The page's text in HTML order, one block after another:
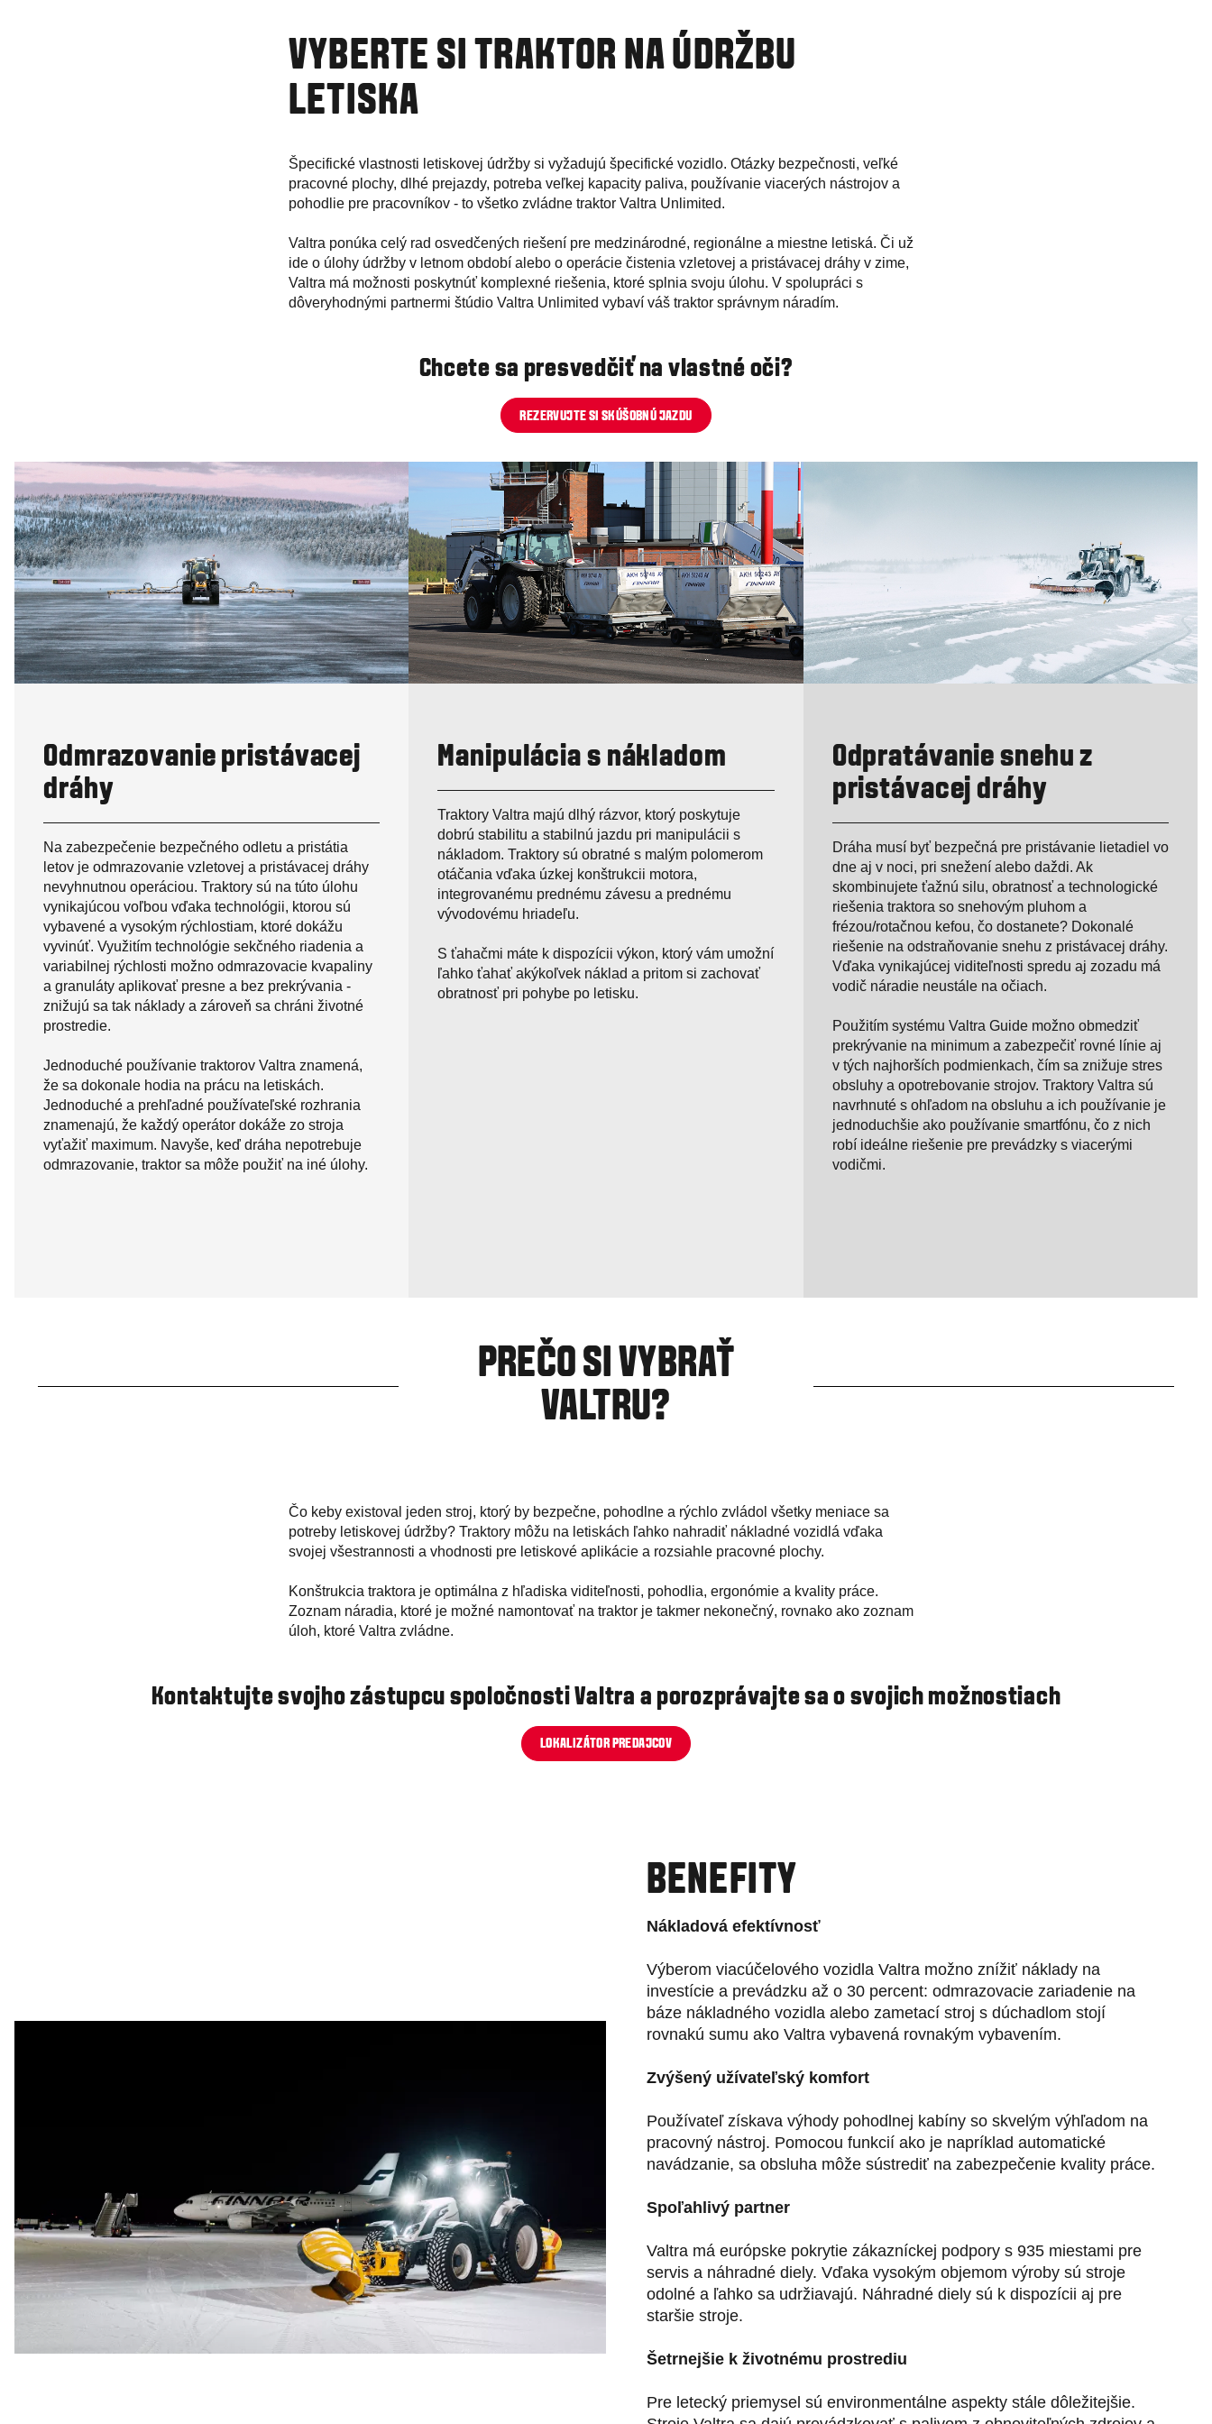
VYBERTE SI TRAKTOR NA ÚDRŽBU
LETISKA
Špecifické vlastnosti letiskovej údržby si vyžadujú špecifické vozidlo. Otázky bezpečnosti, veľké
pracovné plochy, dlhé prejazdy, potreba veľkej kapacity paliva, používanie viacerých nástrojov a
pohodlie pre pracovníkov - to všetko zvládne traktor Valtra Unlimited.
Valtra ponúka celý rad osvedčených riešení pre medzinárodné, regionálne a miestne letiská. Či už
ide o úlohy údržby v letnom období alebo o operácie čistenia vzletovej a pristávacej dráhy v zime,
Valtra má možnosti poskytnúť komplexné riešenia, ktoré splnia svoju úlohu. V spolupráci s
dôveryhodnými partnermi štúdio Valtra Unlimited vybaví váš traktor správnym náradím.
Chcete sa presvedčiť na vlastné oči?
REZERVUJTE SI SKÚŠOBNÚ JAZDU
Odmrazovanie pristávacej
dráhy
Na zabezpečenie bezpečného odletu a pristátia
letov je odmrazovanie vzletovej a pristávacej dráhy
nevyhnutnou operáciou. Traktory sú na túto úlohu
vynikajúcou voľbou vďaka technológii, ktorou sú
vybavené a vysokým rýchlostiam, ktoré dokážu
vyvinúť. Využitím technológie sekčného riadenia a
variabilnej rýchlosti možno odmrazovacie kvapaliny
a granuláty aplikovať presne a bez prekrývania -
znižujú sa tak náklady a zároveň sa chráni životné
prostredie.
Jednoduché používanie traktorov Valtra znamená,
že sa dokonale hodia na prácu na letiskách.
Jednoduché a prehľadné používateľské rozhrania
znamenajú, že každý operátor dokáže zo stroja
vyťažiť maximum. Navyše, keď dráha nepotrebuje
odmrazovanie, traktor sa môže použiť na iné úlohy.
Manipulácia s nákladom
Traktory Valtra majú dlhý rázvor, ktorý poskytuje
dobrú stabilitu a stabilnú jazdu pri manipulácii s
nákladom. Traktory sú obratné s malým polomerom
otáčania vďaka úzkej konštrukcii motora,
integrovanému prednému závesu a prednému
vývodovému hriadeľu.
S ťahačmi máte k dispozícii výkon, ktorý vám umožní
ľahko ťahať akýkoľvek náklad a pritom si zachovať
obratnosť pri pohybe po letisku.
Odpratávanie snehu z
pristávacej dráhy
Dráha musí byť bezpečná pre pristávanie lietadiel vo
dne aj v noci, pri snežení alebo daždi. Ak
skombinujete ťažnú silu, obratnosť a technologické
riešenia traktora so snehovým pluhom a
frézou/rotačnou kefou, čo dostanete? Dokonalé
riešenie na odstraňovanie snehu z pristávacej dráhy.
Vďaka vynikajúcej viditeľnosti spredu aj zozadu má
vodič náradie neustále na očiach.
Použitím systému Valtra Guide možno obmedziť
prekrývanie na minimum a zabezpečiť rovné línie aj
v tých najhorších podmienkach, čím sa znižuje stres
obsluhy a opotrebovanie strojov. Traktory Valtra sú
navrhnuté s ohľadom na obsluhu a ich používanie je
jednoduchšie ako používanie smartfónu, čo z nich
robí ideálne riešenie pre prevádzky s viacerými
vodičmi.
PREČO SI VYBRAŤ
VALTRU?
Čo keby existoval jeden stroj, ktorý by bezpečne, pohodlne a rýchlo zvládol všetky meniace sa
potreby letiskovej údržby? Traktory môžu na letiskách ľahko nahradiť nákladné vozidlá vďaka
svojej všestrannosti a vhodnosti pre letiskové aplikácie a rozsiahle pracovné plochy.
Konštrukcia traktora je optimálna z hľadiska viditeľnosti, pohodlia, ergonómie a kvality práce.
Zoznam náradia, ktoré je možné namontovať na traktor je takmer nekonečný, rovnako ako zoznam
úloh, ktoré Valtra zvládne.
Kontaktujte svojho zástupcu spoločnosti Valtra a porozprávajte sa o svojich možnostiach
LOKALIZÁTOR PREDAJCOV
BENEFITY
Nákladová efektívnosť
Výberom viacúčelového vozidla Valtra možno znížiť náklady na
investície a prevádzku až o 30 percent: odmrazovacie zariadenie na
báze nákladného vozidla alebo zametací stroj s dúchadlom stojí
rovnakú sumu ako Valtra vybavená rovnakým vybavením.
Zvýšený užívateľský komfort
Používateľ získava výhody pohodlnej kabíny so skvelým výhľadom na
pracovný nástroj. Pomocou funkcií ako je napríklad automatické
navádzanie, sa obsluha môže sústrediť na zabezpečenie kvality práce.
Spoľahlivý partner
Valtra má európske pokrytie zákazníckej podpory s 935 miestami pre
servis a náhradné diely. Vďaka vysokým objemom výroby sú stroje
odolné a ľahko sa udržiavajú. Náhradné diely sú k dispozícii aj pre
staršie stroje.
Šetrnejšie k životnému prostrediu
Pre letecký priemysel sú environmentálne aspekty stále dôležitejšie.